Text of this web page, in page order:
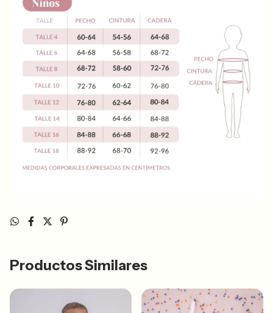
Productos Similares